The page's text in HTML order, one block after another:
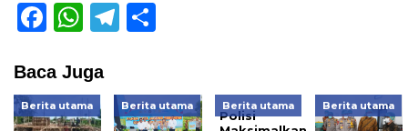
Facebook
WhatsApp
Telegram
Baca Juga
Berita utama Berita utama Berita utama
Polisi
Berita utama